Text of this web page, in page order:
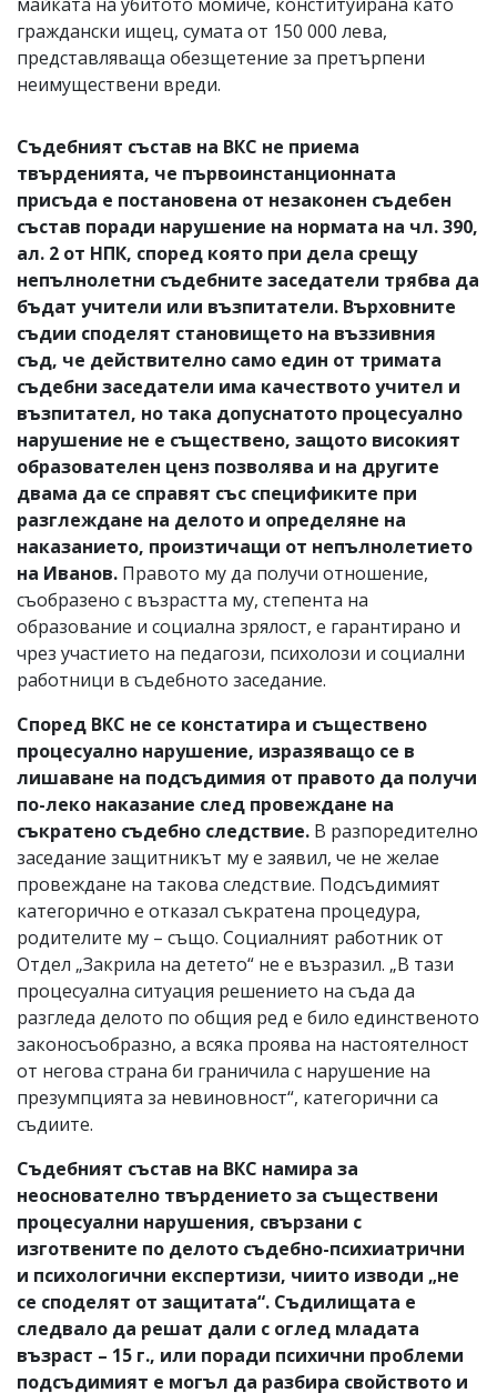
граждански ищец, сумата от 150 000 лева,
представляваща обезщетение за претърпени
неимуществени вреди.
Съдебният състав на ВКС не приема
твърденията, че първоинстанционната
присъда е постановена от незаконен съдебен
състав поради нарушение на нормата на чл. 390,
ал. 2 от НПК, според която при дела срещу
непълнолетни съдебните заседатели трябва да
бъдат учители или възпитатели. Върховните
съдии споделят становището на въззивния
съд, че действително само един от тримата
съдебни заседатели има качеството учител и
възпитател, но така допуснатото процесуално
нарушение не е съществено, защото високият
образователен ценз позволява и на другите
двама да се справят със спецификите при
разглеждане на делото и определяне на
наказанието, произтичащи от непълнолетието
на Иванов. Правото му да получи отношение,
съобразено с възрастта му, степента на
образование и социална зрялост, е гарантирано и
чрез участието на педагози, психолози и социални
работници в съдебното заседание.
Според ВКС не се констатира и съществено
процесуално нарушение, изразяващо се в
лишаване на подсъдимия от правото да получи
по-леко наказание след провеждане на
съкратено съдебно следствие. В разпоредително
заседание защитникът му е заявил, че не желае
провеждане на такова следствие. Подсъдимият
категорично е отказал съкратена процедура,
родителите му – също. Социалният работник от
Отдел „Закрила на детето“ не е възразил. „В тази
процесуална ситуация решението на съда да
разгледа делото по общия ред е било единственото
законосъобразно, а всяка проява на настоятелност
от негова страна би граничила с нарушение на
презумпцията за невиновност“, категорични са
съдиите.
Съдебният състав на ВКС намира за
неоснователно твърдението за съществени
процесуални нарушения, свързани с
изготвените по делото съдебно-психиатрични
и психологични експертизи, чиито изводи „не
се споделят от защитата“. Съдилищата е
следвало да решат дали с оглед младата
възраст – 15 г., или поради психични проблеми
подсъдимият е могъл да разбира свойството и